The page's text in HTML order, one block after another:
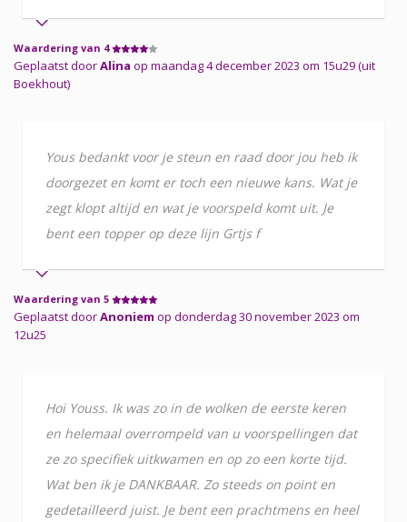
Waardering van 4
Geplaatst doorAlina op maandag 4 december 2023 om 15u29 (uit
Boekhout)
Yous bedankt voor je steun en raad door jou heb ik
doorgezet en komt er toch een nieuwe kans. Wat je
zegt klopt altijd en wat je voorspeld komt uit. Je
bent een topper op deze lijn Grtjs f
Waardering van 5
Geplaatst doorAnoniem op donderdag 30 november 2023 om
12u25
Hoi Youss. Ik was zo in de wolken de eerste keren
en helemaal overrompeld van u voorspellingen dat
ze zo specifiek uitkwamen en op zo een korte tijd.
Wat ben ik je DANKBAAR. Zo steeds on point en
gedetailleerd juist. Je bent een prachtmens en heel